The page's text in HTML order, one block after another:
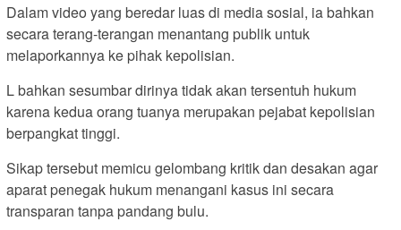
Dalam video yang beredar luas di media sosial, ia bahkan
secara terang-terangan menantang publik untuk
melaporkannya ke pihak kepolisian.
L bahkan sesumbar dirinya tidak akan tersentuh hukum
karena kedua orang tuanya merupakan pejabat kepolisian
berpangkat tinggi.
Sikap tersebut memicu gelombang kritik dan desakan agar
aparat penegak hukum menangani kasus ini secara
transparan tanpa pandang bulu.